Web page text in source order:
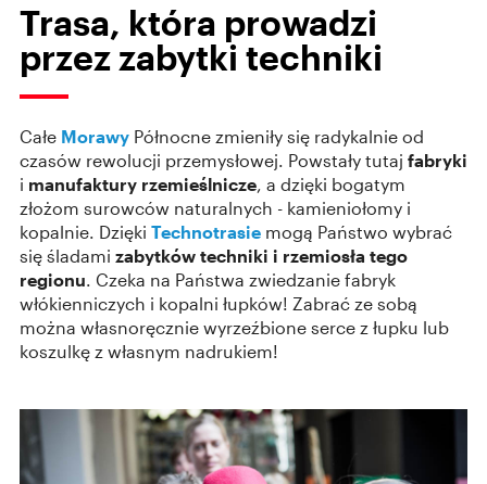
Trasa, która prowadzi
przez zabytki techniki
Całe Morawy Północne zmieniły się radykalnie od
czasów rewolucji przemysłowej. Powstały tutaj fabryki
i manufaktury rzemieślnicze , a dzięki bogatym
złożom surowców naturalnych - kamieniołomy i
kopalnie. Dzięki Technotrasie mogą Państwo wybrać
się śladami zabytków techniki i rzemiosła tego
regionu . Czeka na Państwa zwiedzanie fabryk
włókienniczych i kopalni łupków! Zabrać ze sobą
można własnoręcznie wyrzeźbione serce z łupku lub
koszulkę z własnym nadrukiem!